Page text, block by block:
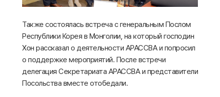
Также состоялась встреча с генеральным Послом
Республики Корея в Монголии, на который господин
Хон рассказал о деятельности АРАССВА и попросил
о поддержке мероприятий. После встречи
делегация Секретариата АРАССВА и представители
Посольства вместе отобедали.